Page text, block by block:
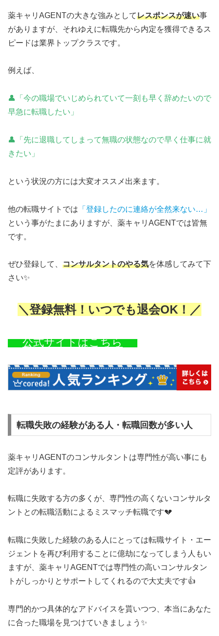
薬キャリAGENTの大きな強みとしてレスポンスが速い事
がありますが、それゆえに転職先から内定を獲得できるス
ピードは業界トップクラスです。
例えば、
👤「今の職場でいじめられていて一刻も早く辞めたいので
早急に転職したい」
👤「先に退職してしまって無職の状態なので早く仕事に就
きたい」
という状況の方には大変オススメ出来ます。
他の転職サイトでは 「登録したのに連絡が全然来ない…」
という事がたまにありますが、薬キャリAGENTでは皆無
です。
ぜひ登録して、 コンサルタントのやる気を体感してみて下
さい✨
＼登録無料！いつでも退会OK！／
公式サイトはこちら
転職失敗の経験がある人・転職回数が多い人
薬キャリAGENTのコンサルタントは専門性が高い事にも
定評があります。
転職に失敗する方の多くが、専門性の高くないコンサルタ
ントとの転職活動によるミスマッチ転職です💔
転職に失敗した経験のある人にとっては転職サイト・エー
ジェントを再び利用することに億劫になってしまう人もい
ますが、薬キャリAGENTでは専門性の高いコンサルタン
トがしっかりとサポートしてくれるので大丈夫です👍
専門的かつ具体的なアドバイスを貰いつつ、本当にあなた
に合った職場を見つけていきましょう✨